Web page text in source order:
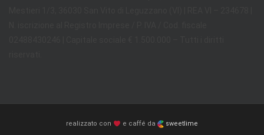
realizzato con e caffé da sweetlime